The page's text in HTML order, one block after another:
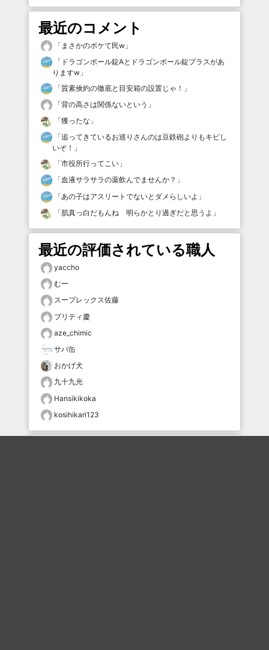
最近のコメント
「 まさかのボケて民w 」
「 ドラゴンボール錠Aとドラゴンボール錠プラスがあ
りますw 」
「質素倹約の徹底と目安箱の設置じゃ！ 」
「背の高さは関係ないという 」
「獲ったな 」
「追ってきているお巡りさんのは豆鉄砲よりもキビし
いぞ！ 」
「市役所行ってこい 」
「血液サラサラの薬飲んでませんか？ 」
「あの子はアスリートでないとダメらしいよ 」
「肌真っ白だもんね 明らかとり過ぎだと思うよ 」
最近の評価されている職人
yaccho
むー
スープレックス佐藤
プリティ慶
aze_chimic
サバ缶
おかげ犬
九十九光
Hansikikoka
kosihikari123